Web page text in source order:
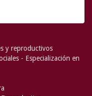
y reproductivos
- Especialización en